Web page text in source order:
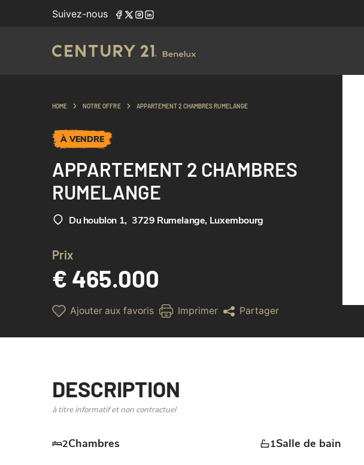
Suivez-nous
HOME NOTRE OFFRE APPARTEMENT 2 CHAMBRES RUMELANGE
À VENDRE
APPARTEMENT 2 CHAMBRES
RUMELANGE
Du houblon 1, 3729 Rumelange, Luxembourg
Prix
€ 465.000
Ajouter aux favoris Imprimer Partager
DESCRIPTION
à titre informatif et non contractuel
2Chambres 1Salle de bain